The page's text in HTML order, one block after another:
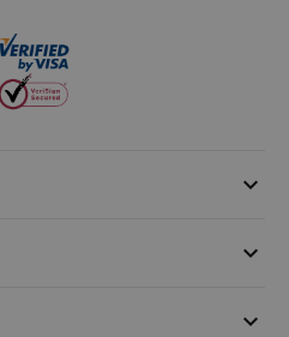
keyboard_arrow_down
keyboard_arrow_down
keyboard_arrow_down